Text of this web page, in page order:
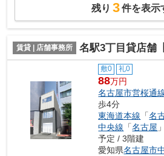
残り 3件を表示
賃貸 | 店舗事務所 名駅3丁目貸店舗【
敷0 礼0
88万円
名古屋市営桜通
歩4分
東海道本線 「名
中央線 「名古屋
予定 / 3階建
愛知県名古屋市